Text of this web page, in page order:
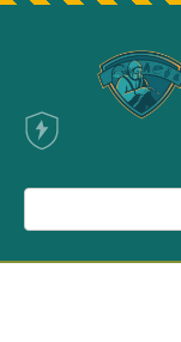
Перейти
Поиск: